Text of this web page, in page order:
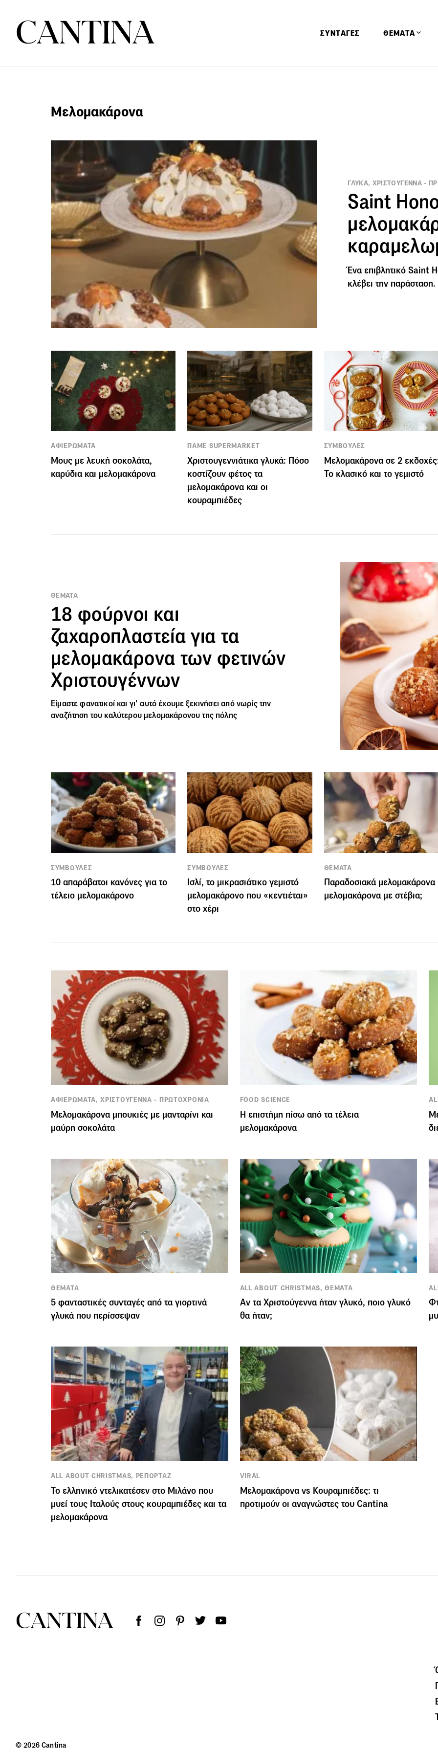
ΣΥΝΤΑΓΕΣ ΘΕΜΑΤΑ
Υγεία &
Μελομακάρονα
ΓΛΥΚΑ, ΧΡΙΣΤΟΥΓΕΝΝΑ -
Saint
Ένα επιβλητικό Saint
κλέβει την
ΑΦΙΕΡΩΜΑΤΑ
Μους με λευκή σοκολάτα,
καρύδια και μελομακάρονα
ΠΑΜΕ SUPERMARKET
Χριστουγεννιάτικα γλυκά: Πόσο
κοστίζουν φέτος τα
μελομακάρονα και οι
κουραμπιέδες
ΣΥΜΒΟΥΛΕΣ
Μελομακάρονα σε 2
Το κλασικό και το γεμιστό
ΘΕΜΑΤΑ
18 φούρνοι και
ζαχαροπλαστεία για τα
μελομακάρονα των φετινών
Χριστουγέννων
Είμαστε φανατικοί και γι' αυτό έχουμε ξεκινήσει από νωρίς την
αναζήτηση του καλύτερου μελομακάρονου της πόλης
ΣΥΜΒΟΥΛΕΣ
10 απαράβατοι κανόνες για το
τέλειο μελομακάρονο
ΣΥΜΒΟΥΛΕΣ
Ισλί, το μικρασιάτικο γεμιστό
μελομακάρονο που «κεντιέται»
στο χέρι
ΘΕΜΑΤΑ
Παραδοσιακά μελομακάρονα
μελομακάρονα με στέβια;
ΑΦΙΕΡΩΜΑΤΑ, ΧΡΙΣΤΟΥΓΕΝΝΑ - ΠΡΩΤΟΧΡΟΝΙΑ
Μελομακάρονα μπουκιές με μανταρίνι και
μαύρη σοκολάτα
FOOD SCIENCE
Η επιστήμη πίσω από τα τέλεια
μελομακάρονα
ΘΕΜΑΤΑ
5 φανταστικές συνταγές από τα γιορτινά
γλυκά που περίσσεψαν
ALL ABOUT CHRISTMAS, ΘΕΜΑΤΑ
Αν τα Χριστούγεννα ήταν γλυκό, ποιο γλυκό
θα ήταν;
ALL ABOUT CHRISTMAS, ΡΕΠΟΡΤΑΖ
Το ελληνικό ντελικατέσεν στο Μιλάνο που
μυεί τους Ιταλούς στους κουραμπιέδες και τα
μελομακάρονα
VIRAL
Μελομακάρονα vs Kουραμπιέδες: τι
προτιμούν οι αναγνώστες του Cantina
© 2026 Cantina